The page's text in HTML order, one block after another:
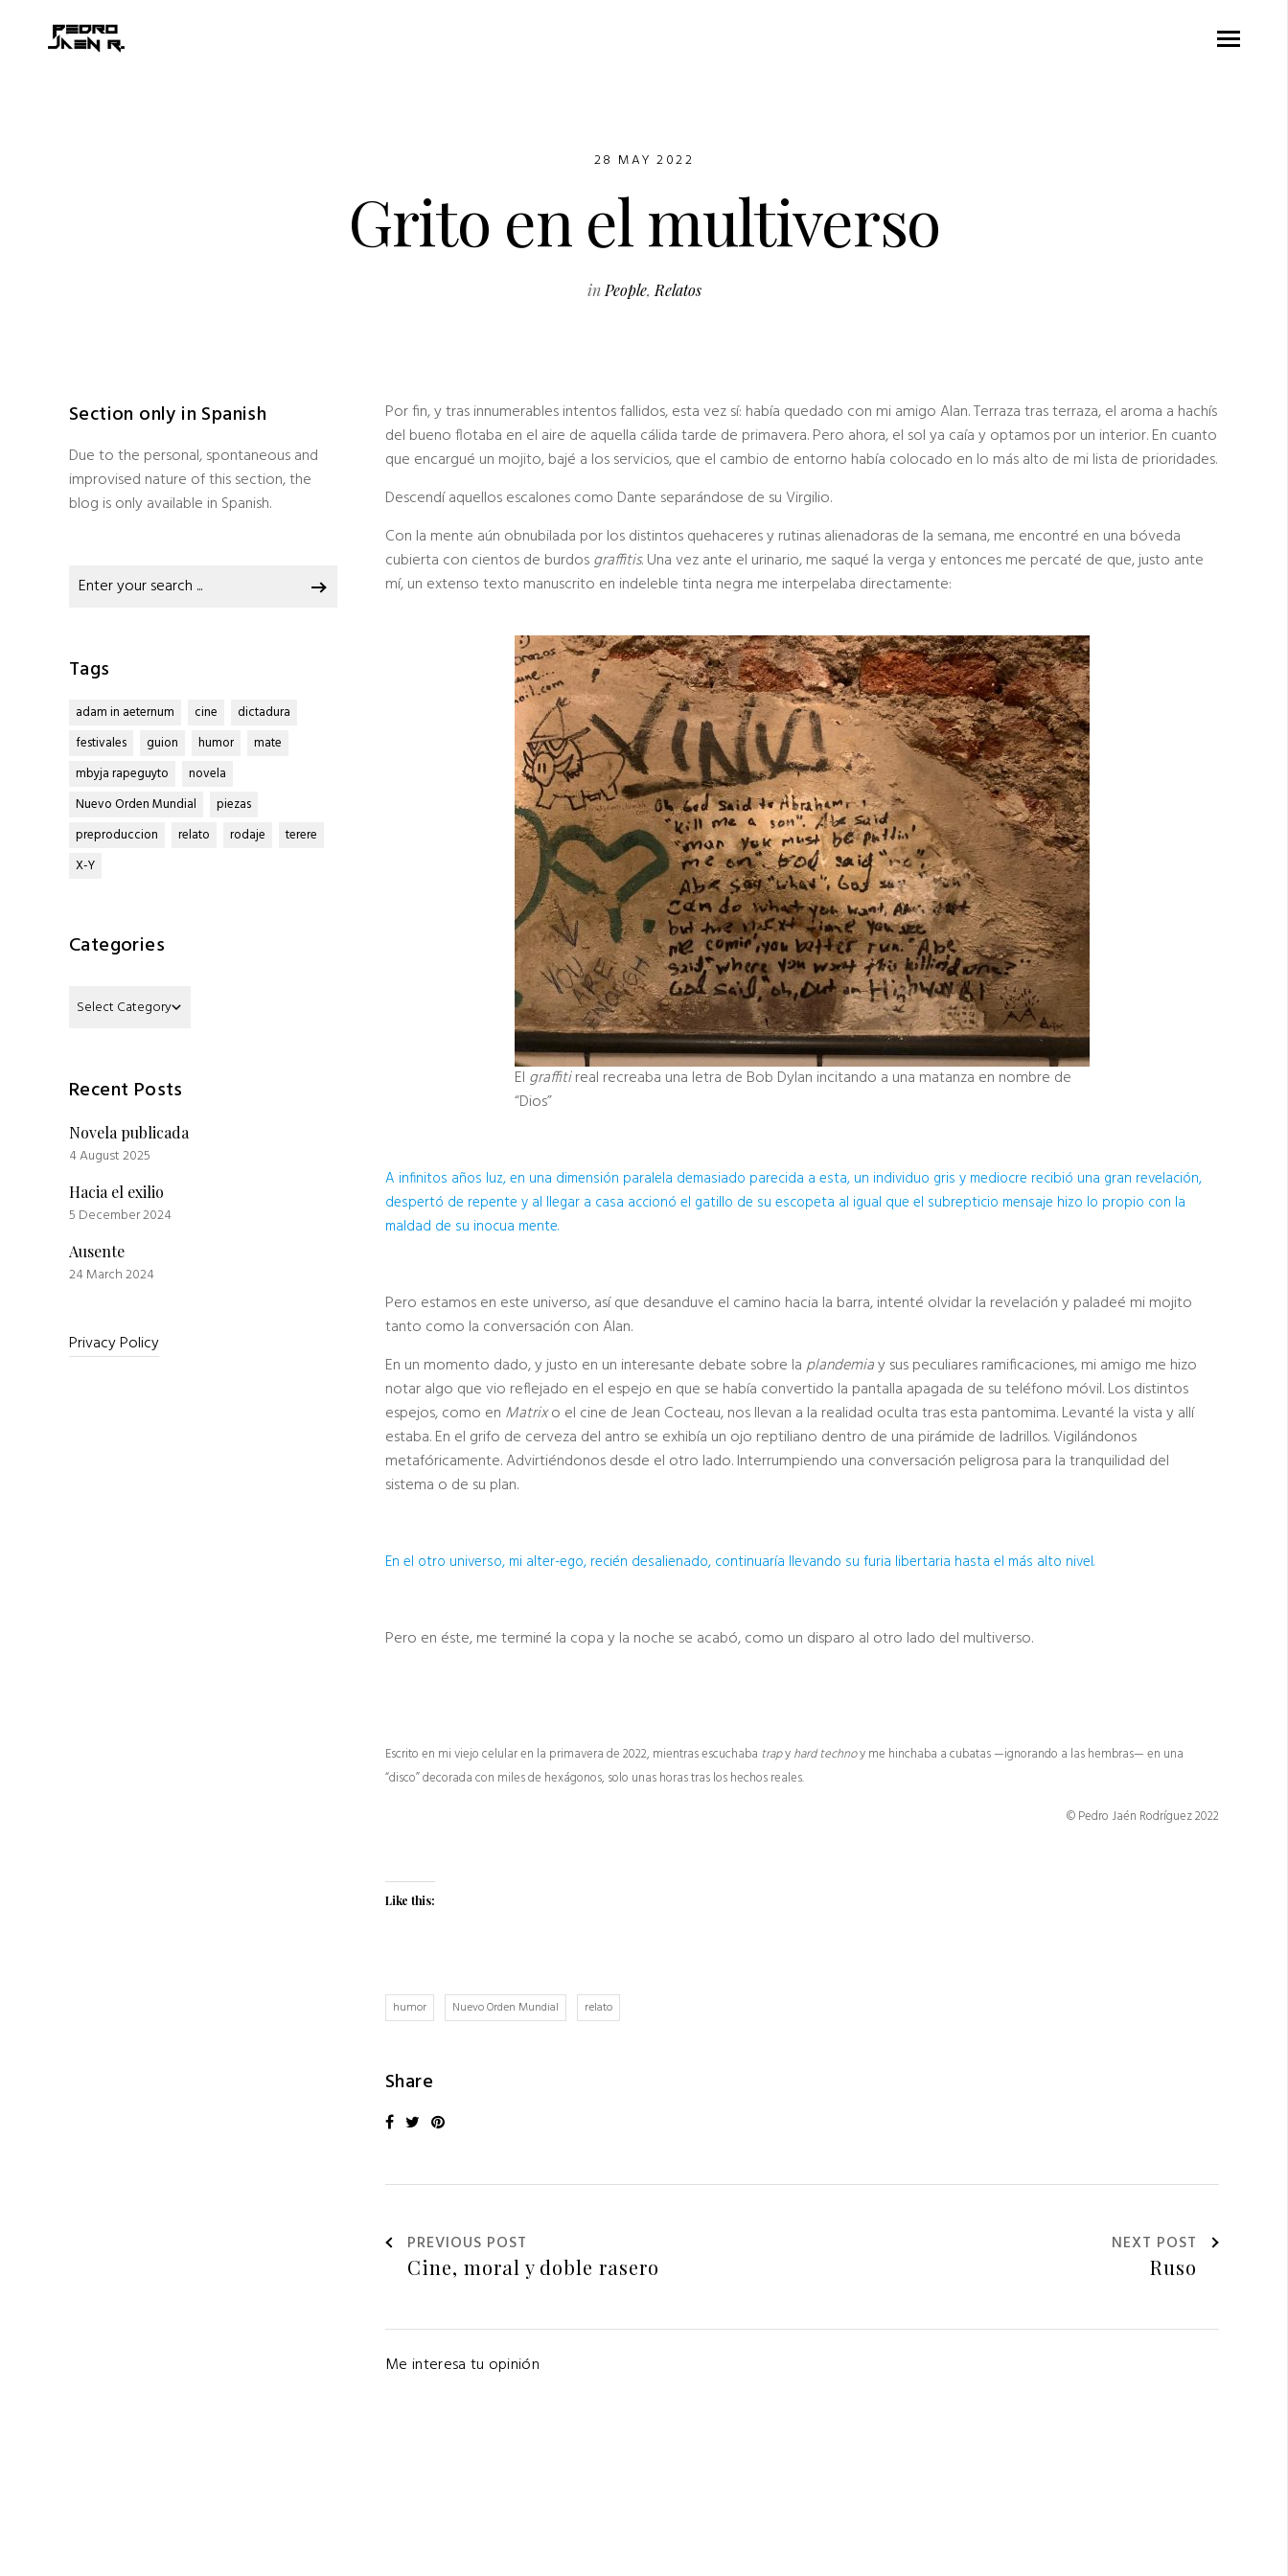
28 MAY 2022
Grito en el multiverso
in People, Relatos
Por fin, y tras innumerables intentos fallidos, esta vez sí: había quedado con mi amigo Alan. Terraza tras terraza, el aroma a hachís
del bueno flotaba en el aire de aquella cálida tarde de primavera. Pero ahora, el sol ya caía y optamos por un interior. En cuanto
que encargué un mojito, bajé a los servicios, que el cambio de entorno había colocado en lo más alto de mi lista de prioridades.
Descendí aquellos escalones como Dante separándose de su Virgilio.
Con la mente aún obnubilada por los distintos quehaceres y rutinas alienadoras de la semana, me encontré en una bóveda
cubierta con cientos de burdosgraffitis. Una vez ante el urinario, me saqué la verga y entonces me percaté de que, justo ante
mí, un extenso texto manuscrito en indeleble tinta negra me interpelaba directamente:
El graffitireal recreaba una letra de Bob Dylan incitando a una matanza en nombre de
“Dios”
A infinitos años luz, en una dimensión paralela demasiado parecida a esta, un individuo gris y mediocre recibió una gran revelación,
despertó de repente y al llegar a casa accionó el gatillo de su escopeta al igual que el subrepticio mensaje hizo lo propio con la
maldad de su inocua mente.
Pero estamos en este universo, así que desanduve el camino hacia la barra, intenté olvidar la revelación y paladeé mi mojito
tanto como la conversación con Alan.
En un momento dado, y justo en un interesante debate sobre laplandemiay sus peculiares ramificaciones, mi amigo me hizo
notar algo que vio reflejado en el espejo en que se había convertido la pantalla apagada de su teléfono móvil. Los distintos
espejos, como en Matrixo el cine de Jean Cocteau, nos llevan a la realidad oculta tras esta pantomima. Levanté la vista y allí
estaba. En el grifo de cerveza del antro se exhibía un ojo reptiliano dentro de una pirámide de ladrillos. Vigilándonos
metafóricamente. Advirtiéndonos desde el otro lado. Interrumpiendo una conversación peligrosa para la tranquilidad del
sistema o de su plan.
En el otro universo, mi alter-ego, recién desalienado, continuaría llevando su furia libertaria hasta el más alto nivel.
Pero en éste, me terminé la copa y la noche se acabó, como un disparo al otro lado del multiverso.
Escrito en mi viejo celular en la primavera de 2022, mientras escuchaba trapyhard technoy me hinchaba a cubatas —ignorando a las hembras— en una
“disco” decorada con miles de hexágonos, solo unas horas tras los hechos reales.
© Pedro Jaén Rodríguez 2022
Like this:
humor Nuevo Orden Mundial relato
Share
PREVIOUS POST NEXT POST
Me interesa tu opinión
Section only in Spanish
Due to the personal, spontaneous and
improvised nature of this section, the
blog is only available in Spanish.
Search
Tags
adam in aeternum cine
dictadura
festivales
guion humor
mate
mbyja rapeguyto
novela
Nuevo Orden Mundial
piezas
preproduccion
relato rodaje
terere
X-Y
Categories
Categories
Recent Posts
Novela publicada
4 August 2025
Hacia el exilio
5 December 2024
Ausente
24 March 2024
Privacy Policy